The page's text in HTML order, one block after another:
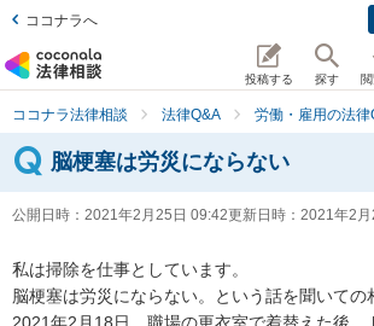
ココナラへ
投稿する 探す
ココナラ法律相談 法律Q&A 労働・雇用の法律
脳梗塞は労災にならない
公開日時： 2021年2月25日 09:42更新日時： 2021年2
私は掃除を仕事としています。
脳梗塞は労災にならない。という話を聞いての